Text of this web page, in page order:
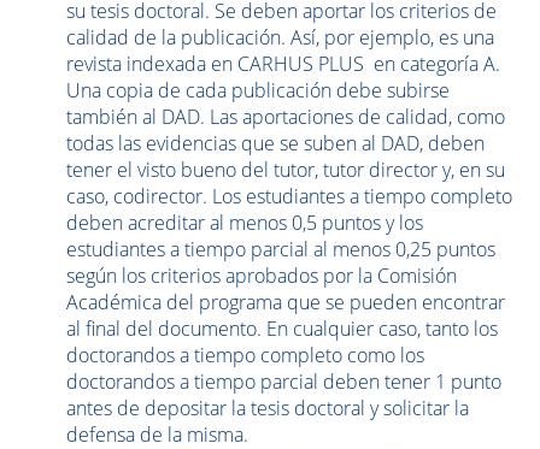
su tesis doctoral. Se deben aportar los criterios de
calidad de la publicación. Así, por ejemplo, es una
revista indexada en CARHUS PLUS en categoría A.
Una copia de cada publicación debe subirse
también al DAD. Las aportaciones de calidad, como
todas las evidencias que se suben al DAD, deben
tener el visto bueno del tutor, tutor director y, en su
caso, codirector. Los estudiantes a tiempo completo
deben acreditar al menos 0,5 puntos y los
estudiantes a tiempo parcial al menos 0,25 puntos
según los criterios aprobados por la Comisión
Académica del programa que se pueden encontrar
al final del documento. En cualquier caso, tanto los
doctorandos a tiempo completo como los
doctorandos a tiempo parcial deben tener 1 punto
antes de depositar la tesis doctoral y solicitar la
defensa de la misma.